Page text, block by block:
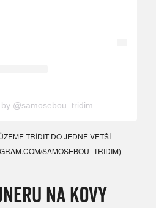
@samosebou_tridim
TŘÍDIT DO JEDNÉ VĚTŠÍ
SAMOSEBOU_TRIDIM)
NA KOVY